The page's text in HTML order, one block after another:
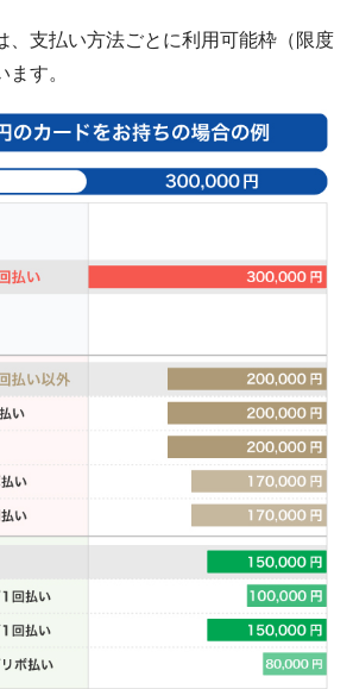
、支払い方法ごとに利用可能枠（限度
す。